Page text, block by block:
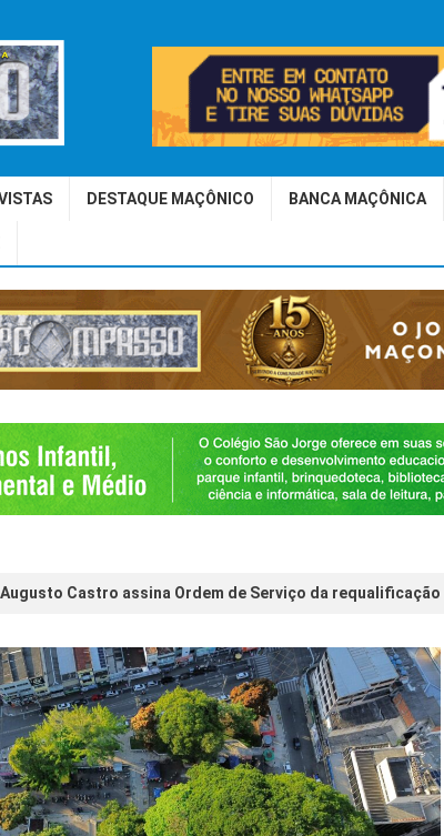
DESTAQUE MAÇÔNICO BANCA MAÇÔNICA
Castro assina Ordem de Serviço da requalificação